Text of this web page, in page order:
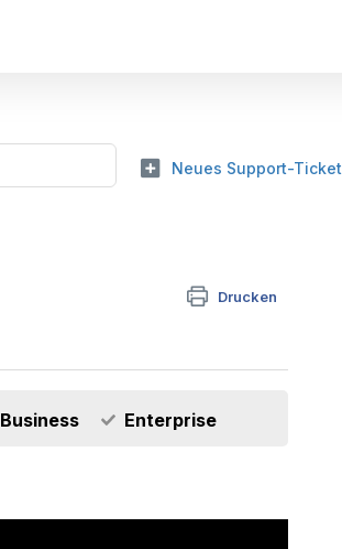
Neues Support-Ticket
Drucken
Business Enterprise